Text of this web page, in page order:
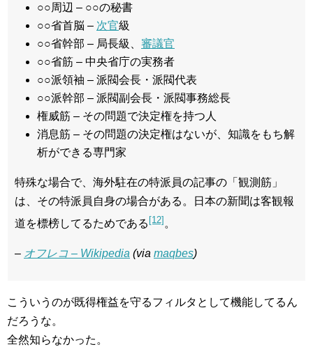
○○周辺 – ○○の秘書
○○省首脳 – 次官級
○○省幹部 – 局長級、 審議官
○○省筋 – 中央省庁の実務者
○○派領袖 – 派閥会長・派閥代表
○○派幹部 – 派閥副会長・派閥事務総長
権威筋 – その問題で決定権を持つ人
消息筋 – その問題の決定権はないが、知識をもち解
析ができる専門家
特殊な場合で、海外駐在の特派員の記事の「観測筋」
は、その特派員自身の場合がある。日本の新聞は客観報
道を標榜してるためである [12] 。
– オフレコ – Wikipedia (via maqbes)
こういうのが既得権益を守るフィルタとして機能してるん
だろうな。
全然知らなかった。